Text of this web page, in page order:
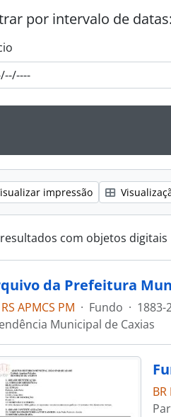
por intervalo de datas:
impressão
com objetos digitais
da Prefeitura
APMCS PM · Fundo · 1883-
Municipal de Caxias
BR